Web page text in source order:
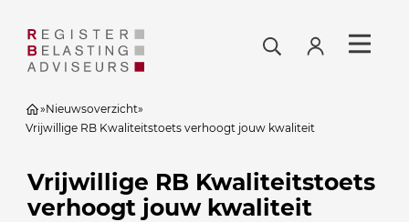
»Nieuwsoverzicht»
Vrijwillige RB Kwaliteitstoets verhoogt jouw kwaliteit
Vrijwillige RB Kwaliteitstoets
verhoogt jouw kwaliteit